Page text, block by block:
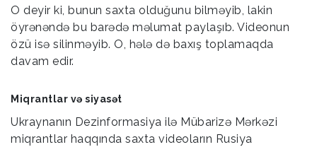
O deyir ki, bunun saxta olduğunu bilməyib, lakin
öyrənəndə bu barədə məlumat paylaşıb. Videonun
özü isə silinməyib. O, hələ də baxış toplamaqda
davam edir.
Miqrantlar və siyasət
Ukraynanın Dezinformasiya ilə Mübarizə Mərkəzi
miqrantlar haqqında saxta videoların Rusiya